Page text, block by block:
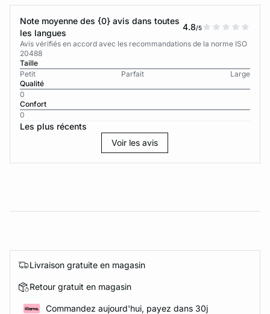
Note moyenne des {0} avis dans toutes
les langues
4.8/5
Avis vérifiés en accord avec les recommandations de la norme ISO
20488
Taille
Petit
Parfait
Large
Qualité
0
Confort
0
Les plus récents
Voir les avis
Livraison gratuite en magasin
Retour gratuit en magasin
Commandez aujourd'hui, payez dans 30j